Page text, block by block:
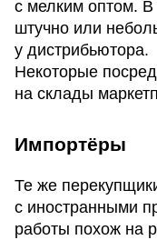
с мелким оптом. В
штучно или
у дистрибьютора.
Некоторые
на склады
Импортёры
Те же
с иностранными
работы похож на